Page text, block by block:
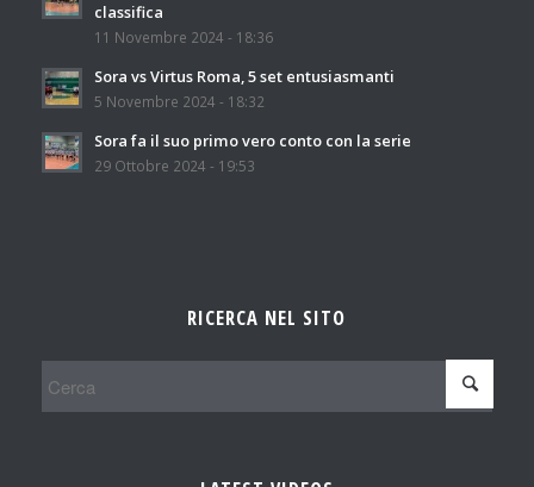
classifica
11 Novembre 2024 - 18:36
Sora vs Virtus Roma, 5 set entusiasmanti
5 Novembre 2024 - 18:32
Sora fa il suo primo vero conto con la serie
29 Ottobre 2024 - 19:53
RICERCA NEL SITO